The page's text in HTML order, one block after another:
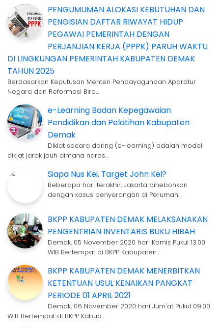
PENGUMUMAN ALOKASI KEBUTUHAN DAN
PENGISIAN DAFTAR RIWAYAT HIDUP
PEGAWAI PEMERINTAH DENGAN
PERJANJIAN KERJA (PPPK) PARUH WAKTU
DI LINGKUNGAN PEMERINTAH KABUPATEN DEMAK
TAHUN 2025
Berdasarkan Keputusan Menteri Pendayagunaan Aparatur
Negara dan Reformasi Biro…
e-Learning Badan Kepegawaian
Pendidikan dan Pelatihan Kabupaten
Demak
Diklat secara daring (e-learning) adalah model
diklat jarak jauh dimana naras…
Siapa Nus Kei, Target John Kei?
Beberapa hari terakhir, Jakarta dihebohkan
dengan kasus penyerangan di Perumah…
BKPP KABUPATEN DEMAK MELAKSANAKAN
PENGENTRIAN INVENTARIS BUKU HIBAH
Demak, 05 November 2020 hari Kamis Pukul 13.00
WIB Bertempat di BKPP Kabupaten…
BKPP KABUPATEN DEMAK MENERBITKAN
KETENTUAN USUL KENAIKAN PANGKAT
PERIODE 01 APRIL 2021
Demak, 06 November 2020 hari Jum'at Pukul 09.00
WIB Bertempat di BKPP Kabup…